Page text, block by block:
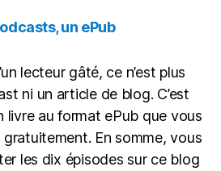
petite
sous
forme
de
vidéo
un ePub
lecteur gâté, ce n’est plus
ni un article de blog. C’est
livre au format ePub que vous
En somme, vous
les dix épisodes sur ce blog